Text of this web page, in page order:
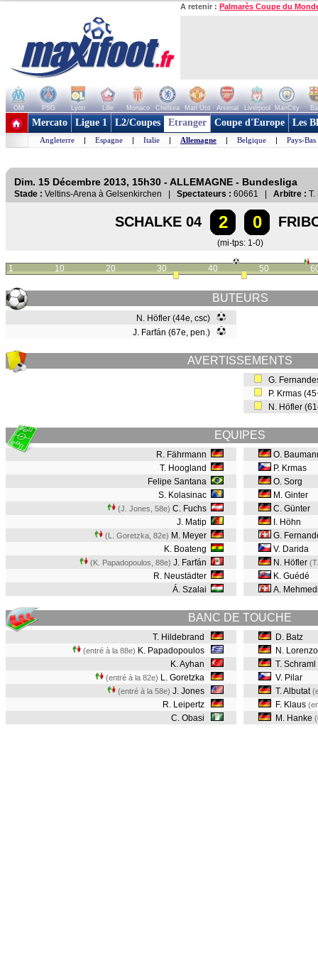
A retenir : Palmarès Coupe du
OM PSG Lyon Lille Monaco Chelsea Man Utd Arsenal Liverpool ManCity
+ de clubs
Mercato Ligue 1 L2/Coupes Etranger Coupe d'Europe Les
Angleterre | Espagne | Italie | Allemagne | Belgique | Pays-Bas
Dim. 15 Décembre 2013, 15h30 - ALLEMAGNE - Bundesliga
Stade : Veltins-Arena à Gelsenkirchen | Spectateurs : 60661 | Arbitre : T.
SCHALKE 04 2 0
(mi-tps: 1-0)
1 10 20 30 40 50
BUTEURS
N. Höfler (44e, csc)
J. Farfán (67e, pen.)
AVERTISSEMENTS
G.
P. Krmas
N. Höfler
EQUIPES
R. Fährmann
T. Hoogland
Felipe Santana
S. Kolasinac
(J. Jones, 58e) C. Fuchs
J. Matip
(L. Goretzka, 82e) M. Meyer
K. Boateng
(K. Papadopoulos, 88e) J. Farfán
R. Neustädter
Á. Szalai
O.
P. Krmas
O. Sorg
M. Ginter
C. Günter
I. Höhn
G.
V. Darida
N. Höfler
K. Guédé
A.
BANC DE TOUCHE
T. Hildebrand
(entré à la 88e) K. Papadopoulos
K. Ayhan
(entré à la 82e) L. Goretzka
(entré à la 58e) J. Jones
R. Leipertz
C. Obasi
D. Batz
N.
T. Schraml
V. Pilar
T. Albutat
F. Klaus
M. Hanke